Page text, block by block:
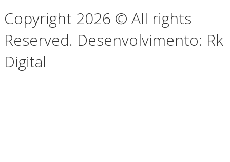
Copyright 2026 © All rights
Reserved. Desenvolvimento: Rk
Digital